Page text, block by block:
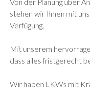
stehen wir Ihnen mit
Verfügung.
Mit unserem
dass alles fristgerecht
Wir haben LKWs mit